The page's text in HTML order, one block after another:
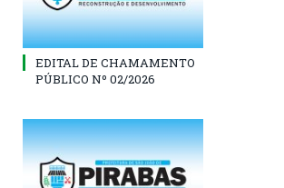
EDITAL DE CHAMAMENTO
PÚBLICO Nº 02/2026